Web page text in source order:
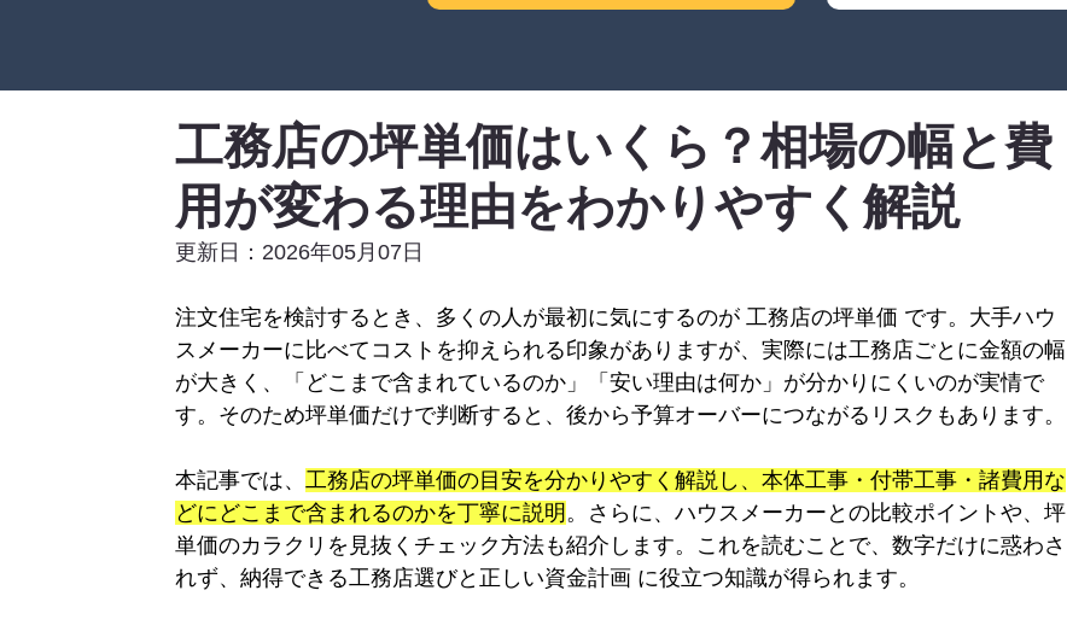
工務店の坪単価はいくら？相場の幅と費
用が変わる理由をわかりやすく解説
更新日：2026年05月07日
注文住宅を検討するとき、多くの人が最初に気にするのが 工務店の坪単価 です。大手ハウ
スメーカーに比べてコストを抑えられる印象がありますが、実際には工務店ごとに金額の幅
が大きく、「どこまで含まれているのか」「安い理由は何か」が分かりにくいのが実情で
す。そのため坪単価だけで判断すると、後から予算オーバーにつながるリスクもあります。
本記事では、工務店の坪単価の目安を分かりやすく解説し、本体工事・付帯工事・諸費用な
どにどこまで含まれるのかを丁寧に説明 。さらに、ハウスメーカーとの比較ポイントや、坪
単価のカラクリを見抜くチェック方法も紹介します。これを読むことで、数字だけに惑わさ
れず、納得できる工務店選びと正しい資金計画 に役立つ知識が得られます。